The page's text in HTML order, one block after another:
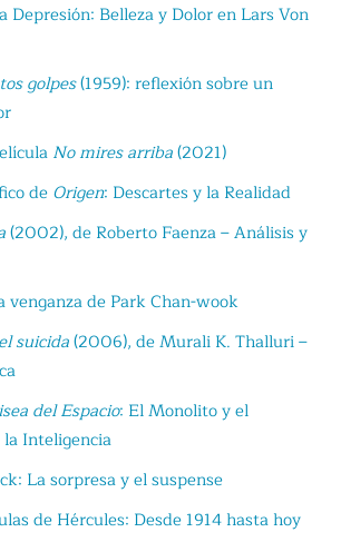
Depresión: Belleza y Dolor en Lars Von
golpes(1959): reflexión sobre un
No mires arriba(2021)
deOrigen: Descartes y la Realidad
(2002), de Roberto Faenza – Análisis y
venganza de Park Chan-wook
suicida(2006), de Murali K. Thalluri –
del Espacio: El Monolito y el
Inteligencia
La sorpresa y el suspense
de Hércules: Desde 1914 hasta hoy